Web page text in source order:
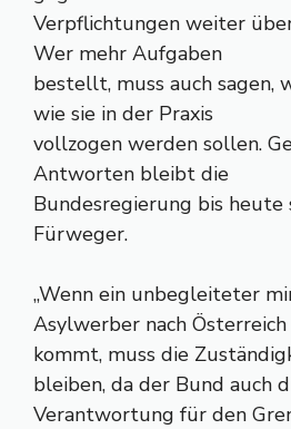
Verpflichtungen weiter
Wer mehr Aufgaben
bestellt, muss auch sagen,
wie sie in der Praxis
vollzogen werden sollen.
Antworten bleibt die
Bundesregierung bis heute
Fürweger.
„Wenn ein unbegleiteter
Asylwerber nach Österreich
kommt, muss die
bleiben, da der Bund auch
Verantwortung für den